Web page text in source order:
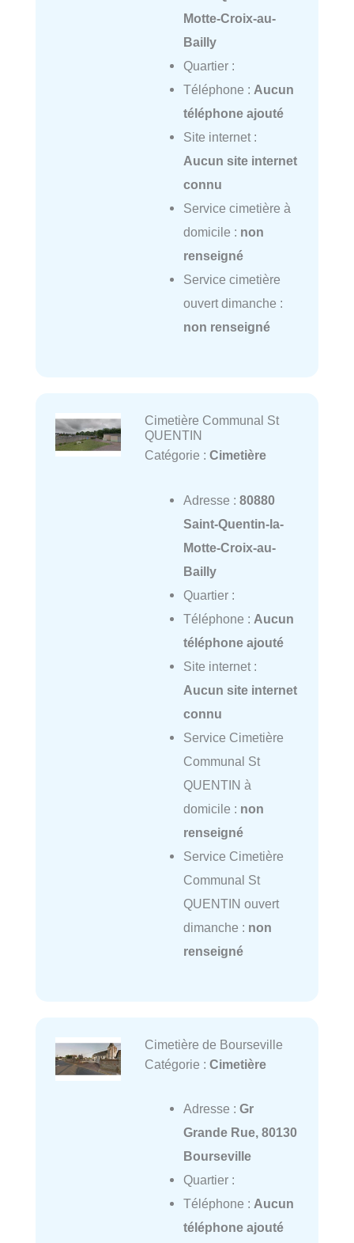
Motte-Croix-au-
Bailly
Quartier :
Téléphone : Aucun
téléphone ajouté
Site internet :
Aucun site internet
connu
Service cimetière à
domicile : non
renseigné
Service cimetière
ouvert dimanche :
non renseigné
Cimetière Communal St
QUENTIN
Catégorie : Cimetière
Adresse : 80880
Saint-Quentin-la-
Motte-Croix-au-
Bailly
Quartier :
Téléphone : Aucun
téléphone ajouté
Site internet :
Aucun site internet
connu
Service Cimetière
Communal St
QUENTIN à
domicile : non
renseigné
Service Cimetière
Communal St
QUENTIN ouvert
dimanche : non
renseigné
Cimetière de Bourseville
Catégorie : Cimetière
Adresse : Gr
Grande Rue, 80130
Bourseville
Quartier :
Téléphone : Aucun
téléphone ajouté